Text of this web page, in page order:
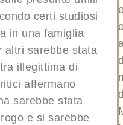
certi studiosi
in una famiglia
altri sarebbe stata
illegittima di
affermano
sarebbe stata
e si sarebbe